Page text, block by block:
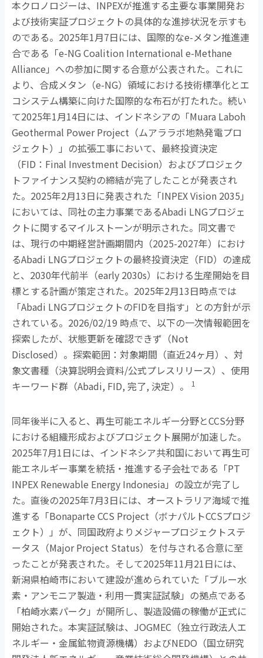
本クロノロジーは、 INPEXが推進する主要な事業開発お
よび技術実証プロジェクトの具体的な進捗状況を示すも
のである。 2025年1月7日には、国際的なe-メタン推進連
合である「e-NG Coalition International e-Methane
Alliance 」への参加に関する合意が公表された。これに
より、合成メタン（e-NG）領域における技術標準化とエ
コシステム構築に向けた国際的な布石が打たれた。続い
て2025年1月14日には、インドネシアの「Muara Laboh
Geothermal Power Project （ムアララボ地熱発電プロ
ジェクト）」の拡張工事において、最終投資決定
（FID ： Final Investment Decision）およびプロジェク
トファイナンス契約の締結が完了したことが発表され
た。 2025年2月13日に発表された「INPEX Vision 2035 」
においては、同社の主力事業であるAbadi LNGプロジェ
クトに関するマイルストーンが明示された。同文書で
は、現行の中期経営計画期間内（2025-2027年）におけ
るAbadi LNGプロジェクトの最終投資決定（FID）の達成
と、 2030年代前半（early 2030s）における生産開始を目
標とする計画が策定された。 2025年2月13日時点では
「Abadi LNGプロジェクトのFIDを目指す」との方針が示
されている。 2026/02/19 時点で、以下の一次情報範囲を
探索したが、状態更新を確認できず（Not
Disclosed）。探索範囲：対象期間（直近24ヶ月）、対
象文書種（決算説明会資料/公式プレスリリース）、使用
キーワード群（Abadi, FID, 完了,決定）。 1
同年後半に入ると、再生可能エネルギー分野とCCS分野
における組織形成およびプロジェクト展開が加速した。
2025年7月1日には、インドネシア共和国において再生可
能エネルギー事業を統括・推進する子会社である「PT
INPEX Renewable Energy Indonesia」の設立が完了し
た。直後の2025年7月3日には、オーストラリア海域で推
進する「Bonaparte CCS Project （ボナパルトCCSプロジ
ェクト）」が、同国政府よりメジャープロジェクトステ
ータス（Major Project Status）を付与される合意に至
ったことが発表された。そして2025年11月21日には、
新潟県柏崎市において建設が進められていた「ブルー水
素・アンモニア製造・利用一貫実証試験」の拠点である
「柏崎水素パーク」が開所し、製造設備の稼働が正式に
開始された。本実証試験は、 JOGMEC （独立行政法人エ
ネルギー・金属鉱物資源機構）およびNEDO （国立研究